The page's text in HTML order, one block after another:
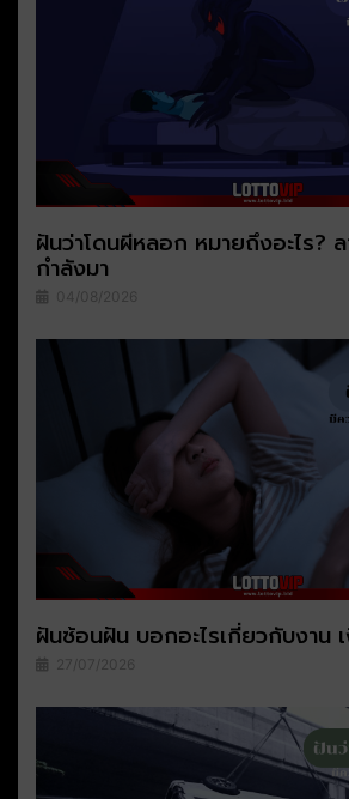
ฝันว่าโดนผีหลอก หมายถึงอะไร?
กำลังมา
04/08/2026
ฝันซ้อนฝัน บอกอะไรเกี่ยวกับงาน
27/07/2026